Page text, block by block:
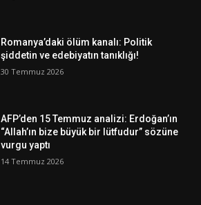
Romanya’daki ölüm kanalı: Politik
şiddetin ve edebiyatın tanıklığı!
30 Temmuz 2026
AFP’den 15 Temmuz analizi: Erdoğan’ın
“Allah’ın bize büyük bir lütfudur” sözüne
vurgu yaptı
14 Temmuz 2026